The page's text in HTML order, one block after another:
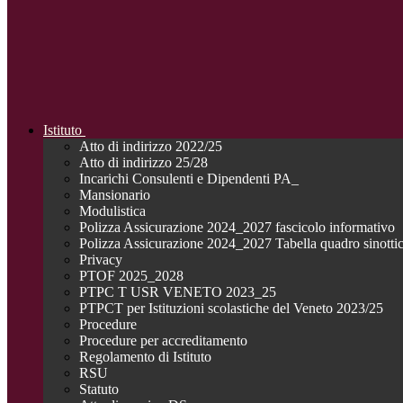
Istituto
Atto di indirizzo 2022/25
Atto di indirizzo 25/28
Incarichi Consulenti e Dipendenti PA_
Mansionario
Modulistica
Polizza Assicurazione 2024_2027 fascicolo informativo
Polizza Assicurazione 2024_2027 Tabella quadro
Privacy
PTOF 2025_2028
PTPC T USR VENETO 2023_25
PTPCT per Istituzioni scolastiche del Veneto 2023/25
Procedure
Procedure per accreditamento
Regolamento di Istituto
RSU
Statuto